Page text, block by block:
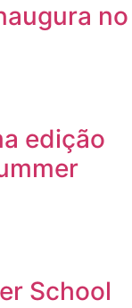
no
edição
School